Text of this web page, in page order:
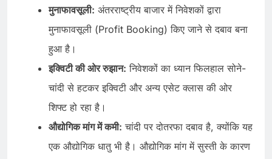
मुनाफावसूली: अंतरराष्ट्रीय बाजार में निवेशकों द्वारा
मुनाफावसूली (Profit Booking) किए जाने से दबाव बना
हुआ है।
इक्विटी की ओर रुझान: निवेशकों का ध्यान फिलहाल सोने-
चांदी से हटकर इक्विटी और अन्य एसेट क्लास की ओर
शिफ्ट हो रहा है।
औद्योगिक मांग में कमी: चांदी पर दोतरफा दबाव है, क्योंकि यह
एक औद्योगिक धातु भी है। औद्योगिक मांग में सुस्ती के कारण